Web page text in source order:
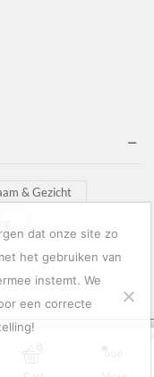
& Gezicht
dat onze site zo
het gebruiken van
instemt. We
een correcte